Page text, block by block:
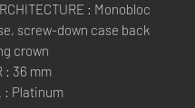
: Monobloc
screw-down case back
crown
: 36 mm
: Platinum